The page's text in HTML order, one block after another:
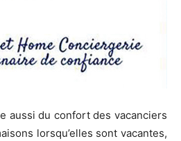
aussi du confort des vacanciers
lorsqu’elles sont vacantes,